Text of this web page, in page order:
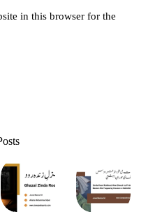
in this browser for the